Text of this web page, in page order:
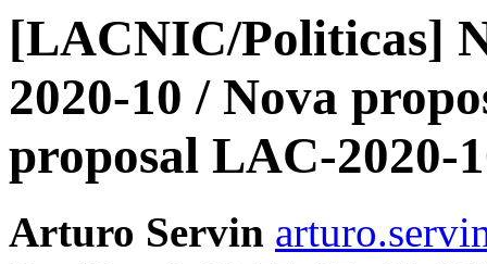
[LACNIC/Politicas]
2020-10 / Nova
proposal LAC-2020-
Arturo Servin